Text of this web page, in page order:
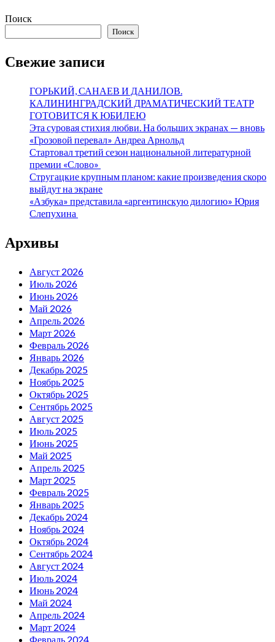
Поиск
Поиск
Свежие записи
ГОРЬКИЙ, САНАЕВ И ДАНИЛОВ.
КАЛИНИНГРАДСКИЙ ДРАМАТИЧЕСКИЙ ТЕАТР
ГОТОВИТСЯ К ЮБИЛЕЮ
Эта суровая стихия любви. На больших экранах — вновь
«Грозовой перевал» Андреа Арнольд
Стартовал третий сезон национальной литературной
премии «Слово»
Стругацкие крупным планом: какие произведения скоро
выйдут на экране
«Азбука» представила «аргентинскую дилогию» Юрия
Слепухина
Архивы
Август 2026
Июль 2026
Июнь 2026
Май 2026
Апрель 2026
Март 2026
Февраль 2026
Январь 2026
Декабрь 2025
Ноябрь 2025
Октябрь 2025
Сентябрь 2025
Август 2025
Июль 2025
Июнь 2025
Май 2025
Апрель 2025
Март 2025
Февраль 2025
Январь 2025
Декабрь 2024
Ноябрь 2024
Октябрь 2024
Сентябрь 2024
Август 2024
Июль 2024
Июнь 2024
Май 2024
Апрель 2024
Март 2024
Февраль 2024